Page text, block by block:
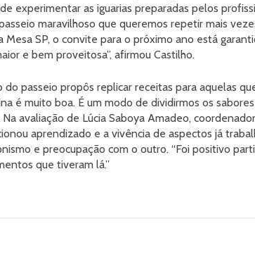
experimentar as iguarias preparadas pelos
maravilhoso que queremos repetir mais
Mesa SP, o convite para o próximo ano está
e bem proveitosa”, afirmou Castilho.
do passeio propôs replicar receitas para aquelas
é muito boa. É um modo de dividirmos os
Na avaliação de Lúcia Saboya Amadeo,
aprendizado e a vivência de aspectos já
e preocupação com o outro. “Foi positivo
que tiveram lá.”